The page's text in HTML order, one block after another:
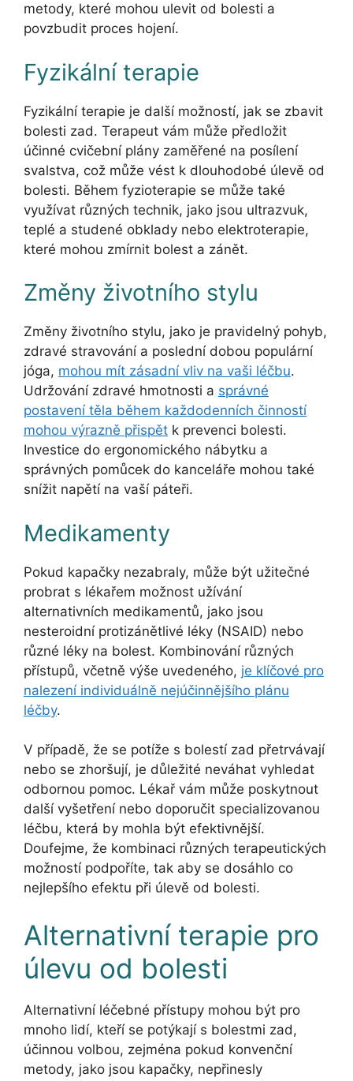
metody, které mohou ulevit od bolesti a
povzbudit proces hojení.
Fyzikální terapie
Fyzikální terapie je další možností, jak se zbavit
bolesti zad. Terapeut vám může předložit
účinné cvičební plány zaměřené na posílení
svalstva, což může vést k dlouhodobé úlevě od
bolesti. Během fyzioterapie se může také
využívat různých technik, jako jsou ultrazvuk,
teplé a studené obklady nebo elektroterapie,
které mohou zmírnit bolest a zánět.
Změny životního stylu
Změny životního stylu, jako je pravidelný pohyb,
zdravé stravování a poslední dobou populární
jóga, mohou mít zásadní vliv na vaši léčbu.
Udržování zdravé hmotnosti a správné
postavení těla během každodenních činností
mohou výrazně přispět k prevenci bolesti.
Investice do ergonomického nábytku a
správných pomůcek do kanceláře mohou také
snížit napětí na vaší páteři.
Medikamenty
Pokud kapačky nezabraly, může být užitečné
probrat s lékařem možnost užívání
alternativních medikamentů, jako jsou
nesteroidní protizánětlivé léky (NSAID) nebo
různé léky na bolest. Kombinování různých
přístupů, včetně výše uvedeného, ​​ je klíčové pro
nalezení individuálně nejúčinnějšího plánu
léčby.
V případě, že se potíže s bolestí zad přetrvávají
nebo se zhoršují, je důležité neváhat vyhledat
odbornou pomoc. Lékař vám může poskytnout
další vyšetření nebo doporučit specializovanou
léčbu, která by mohla být efektivnější.
Doufejme, že kombinaci různých terapeutických
možností podpoříte, tak aby se dosáhlo co
nejlepšího efektu při úlevě od bolesti.
Alternativní terapie pro
úlevu od bolesti
Alternativní léčebné přístupy mohou být pro
mnoho lidí, kteří se potýkají s bolestmi zad,
účinnou volbou, zejména pokud konvenční
metody, jako jsou kapačky, nepřinesly